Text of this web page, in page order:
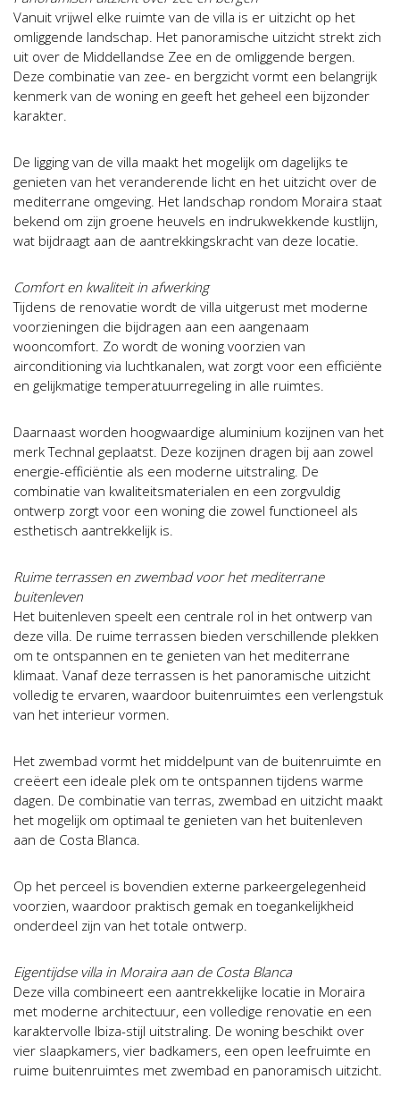
Vanuit vrijwel elke ruimte van de villa is er uitzicht op het
omliggende landschap. Het panoramische uitzicht strekt zich
uit over de Middellandse Zee en de omliggende bergen.
Deze combinatie van zee- en bergzicht vormt een belangrijk
kenmerk van de woning en geeft het geheel een bijzonder
karakter.
De ligging van de villa maakt het mogelijk om dagelijks te
genieten van het veranderende licht en het uitzicht over de
mediterrane omgeving. Het landschap rondom Moraira staat
bekend om zijn groene heuvels en indrukwekkende kustlijn,
wat bijdraagt aan de aantrekkingskracht van deze locatie.
Comfort en kwaliteit in afwerking
Tijdens de renovatie wordt de villa uitgerust met moderne
voorzieningen die bijdragen aan een aangenaam
wooncomfort. Zo wordt de woning voorzien van
airconditioning via luchtkanalen, wat zorgt voor een efficiënte
en gelijkmatige temperatuurregeling in alle ruimtes.
Daarnaast worden hoogwaardige aluminium kozijnen van het
merk Technal geplaatst. Deze kozijnen dragen bij aan zowel
energie-efficiëntie als een moderne uitstraling. De
combinatie van kwaliteitsmaterialen en een zorgvuldig
ontwerp zorgt voor een woning die zowel functioneel als
esthetisch aantrekkelijk is.
Ruime terrassen en zwembad voor het mediterrane
buitenleven
Het buitenleven speelt een centrale rol in het ontwerp van
deze villa. De ruime terrassen bieden verschillende plekken
om te ontspannen en te genieten van het mediterrane
klimaat. Vanaf deze terrassen is het panoramische uitzicht
volledig te ervaren, waardoor buitenruimtes een verlengstuk
van het interieur vormen.
Het zwembad vormt het middelpunt van de buitenruimte en
creëert een ideale plek om te ontspannen tijdens warme
dagen. De combinatie van terras, zwembad en uitzicht maakt
het mogelijk om optimaal te genieten van het buitenleven
aan de Costa Blanca.
Op het perceel is bovendien externe parkeergelegenheid
voorzien, waardoor praktisch gemak en toegankelijkheid
onderdeel zijn van het totale ontwerp.
Eigentijdse villa in Moraira aan de Costa Blanca
Deze villa combineert een aantrekkelijke locatie in Moraira
met moderne architectuur, een volledige renovatie en een
karaktervolle Ibiza-stijl uitstraling. De woning beschikt over
vier slaapkamers, vier badkamers, een open leefruimte en
ruime buitenruimtes met zwembad en panoramisch uitzicht.